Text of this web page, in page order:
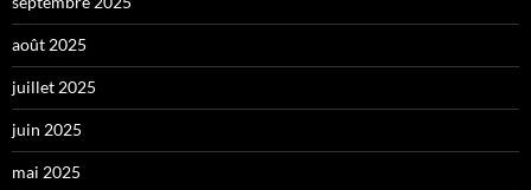
août 2025
juillet 2025
juin 2025
mai 2025